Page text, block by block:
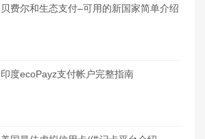
贝费尔和生态支付–可用的新国家简单介绍
印度ecoPayz支付帐户完整指南